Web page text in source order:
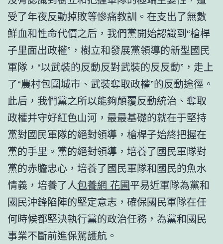
受了年夜反動掉敗等慘痛教訓。在支出了無數
鮮血和性命代價之后，我們黨開始認識到“槍桿
子里面出政權”，樹立和發展黨領導的新型國民
軍隊，“以武裝的反動反對武裝的反反動”，走上
了“農村包圍城市、武裝奪取政權”的反動途徑。
此后，我們黨之所以能夠顛覆反動統治、奪取
政權并守好紅色山河，最最基礎的就在于堅持
黨對國民軍隊的絕對領導，槍桿子始終把握在
黨的手里。黨的絕對領導，培養了國民軍隊對
黨的赤膽忠心，培養了國民軍隊和國民的魚水
情義，培養了人包養網 花圃平易近軍隊為黨和
國民沖鋒陷陣的堅定意志，確保國民軍隊在任
何時候都堅決執行黨的政治任務，為黨和國民
事業不斷前進保駕護航。